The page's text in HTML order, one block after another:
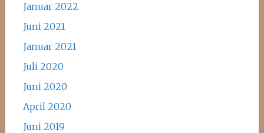
Januar 2022
Juni 2021
Januar 2021
Juli 2020
Juni 2020
April 2020
Juni 2019